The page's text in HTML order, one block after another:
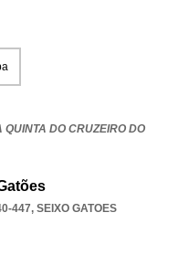
QUINTA DO CRUZEIRO DO
447, SEIXO GATOES